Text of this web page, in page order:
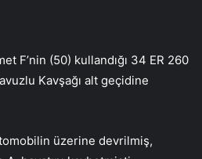
F’nin (50) kullandığı 34 ER 260
Kavşağı alt geçidine
üzerine devrilmiş,